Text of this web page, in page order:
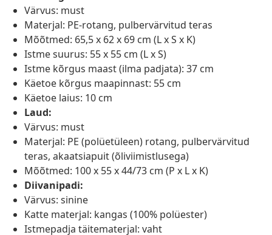
Värvus: must
Materjal: PE-rotang, pulbervärvitud teras
Mõõtmed: 65,5 x 62 x 69 cm (L x S x K)
Istme suurus: 55 x 55 cm (L x S)
Istme kõrgus maast (ilma padjata): 37 cm
Käetoe kõrgus maapinnast: 55 cm
Käetoe laius: 10 cm
Laud:
Värvus: must
Materjal: PE (polüetüleen) rotang, pulbervärvitud
teras, akaatsiapuit (õliviimistlusega)
Mõõtmed: 100 x 55 x 44/73 cm (P x L x K)
Diivanipadi:
Värvus: sinine
Katte materjal: kangas (100% polüester)
Istmepadja täitematerjal: vaht